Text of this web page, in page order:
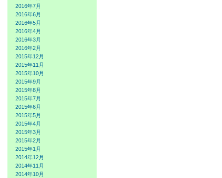
2016年7月
2016年6月
2016年5月
2016年4月
2016年3月
2016年2月
2015年12月
2015年11月
2015年10月
2015年9月
2015年8月
2015年7月
2015年6月
2015年5月
2015年4月
2015年3月
2015年2月
2015年1月
2014年12月
2014年11月
2014年10月